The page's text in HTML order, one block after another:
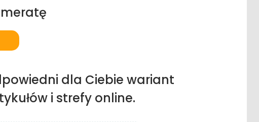
dla Ciebie wariant
i strefy online.